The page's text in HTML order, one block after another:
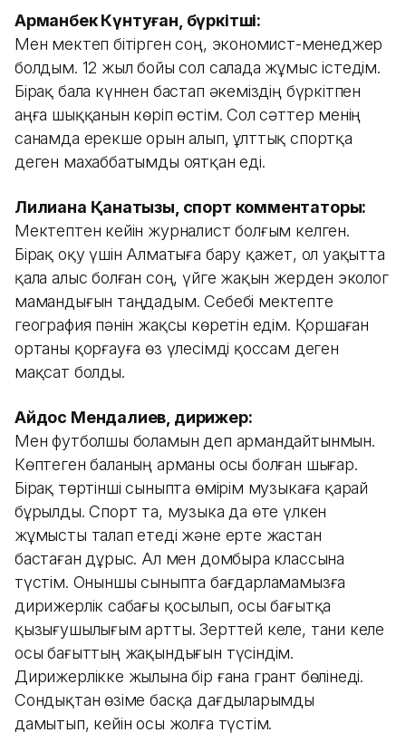
Арманбек Күнтуған, бүркітші:
Мен мектеп бітірген соң, экономист-менеджер
болдым. 12 жыл бойы сол салада жұмыс істедім.
Бірақ бала күннен бастап әкеміздің бүркітпен
аңға шыққанын көріп өстім. Сол сәттер менің
санамда ерекше орын алып, ұлттық спортқа
деген махаббатымды оятқан еді.
Лилиана Қанатқызы, спорт комментаторы:
Мектептен кейін журналист болғым келген.
Бірақ оқу үшін Алматыға бару қажет, ол уақытта
қала алыс болған соң, үйге жақын жерден эколог
мамандығын таңдадым. Себебі мектепте
география пәнін жақсы көретін едім. Қоршаған
ортаны қорғауға өз үлесімді қоссам деген
мақсат болды.
Айдос Мендалиев, дирижер:
Мен футболшы боламын деп армандайтынмын.
Көптеген баланың арманы осы болған шығар.
Бірақ төртінші сыныпта өмірім музыкаға қарай
бұрылды. Спорт та, музыка да өте үлкен
жұмысты талап етеді және ерте жастан
бастаған дұрыс. Ал мен домбыра классына
түстім. Оныншы сыныпта бағдарламамызға
дирижерлік сабағы қосылып, осы бағытқа
қызығушылығым артты. Зерттей келе, тани келе
осы бағыттың жақындығын түсіндім.
Дирижерлікке жылына бір ғана грант бөлінеді.
Сондықтан өзіме басқа дағдыларымды
дамытып, кейін осы жолға түстім.